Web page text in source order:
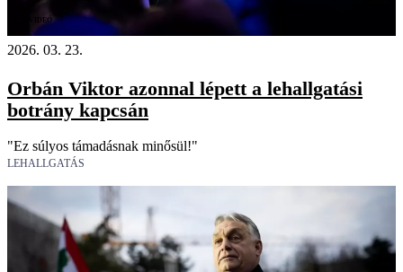
Videó
2026. 03. 23.
Orbán Viktor azonnal lépett a lehallgatási
botrány kapcsán
"Ez súlyos támadásnak minősül!"
LEHALLGATÁS